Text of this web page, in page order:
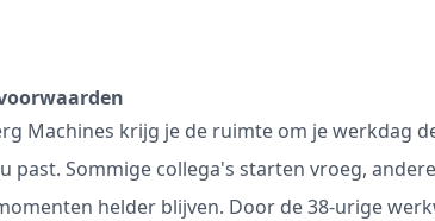
Machines krijg je de ruimte om je werkdag
past. Sommige collega's starten vroeg,
helder blijven. Door de 38-urige